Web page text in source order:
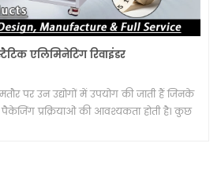
एलिमिनेटिंग रिवाइंडर
पर उन उद्योगों में उपयोग की जाती हैं जिनके
प्रक्रियाओं की आवश्यकता होती है। कुछ